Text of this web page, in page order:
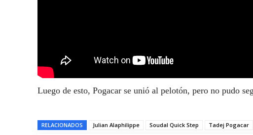
Luego de esto, Pogacar se unió al pelotón, pero no pudo
RELACIONADOS Julian Alaphilippe Soudal Quick Step Tadej Pogacar